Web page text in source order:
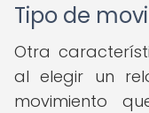
Tipo de
Otra
al elegir un
movimiento